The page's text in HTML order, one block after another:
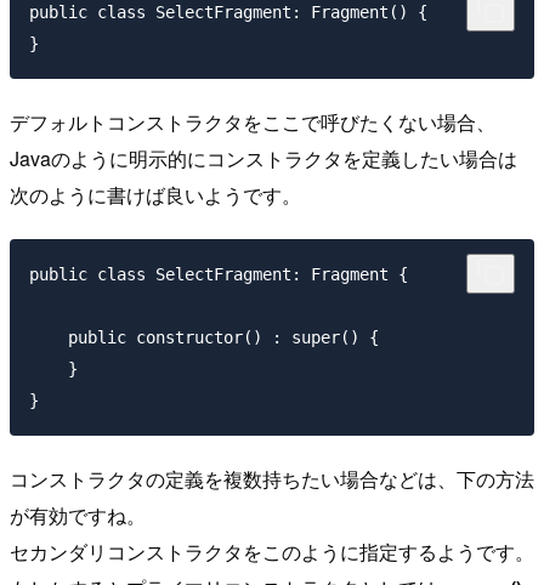
public class SelectFragment: Fragment() {
デフォルトコンストラクタをここで呼びたくない場合、
Javaのように明示的にコンストラクタを定義したい場合は
次のように書けば良いようです。
public class SelectFragment: Fragment {
    public constructor() : super() {
    }
コンストラクタの定義を複数持ちたい場合などは、下の方法
が有効ですね。
セカンダリコンストラクタをこのように指定するようです。